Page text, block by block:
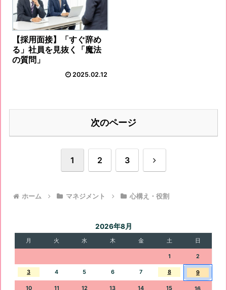
【採用面接】「すぐ辞め
る」社員を見抜く「魔法
の質問」
2025.02.12
次のページ
1 2 3 次
ホーム マネジメント 心構え・役割
2026年8月
月 火 水 木 金 土 日
1 2
3 4 5 6 7 8 9
10 11 12 13 14 15 16